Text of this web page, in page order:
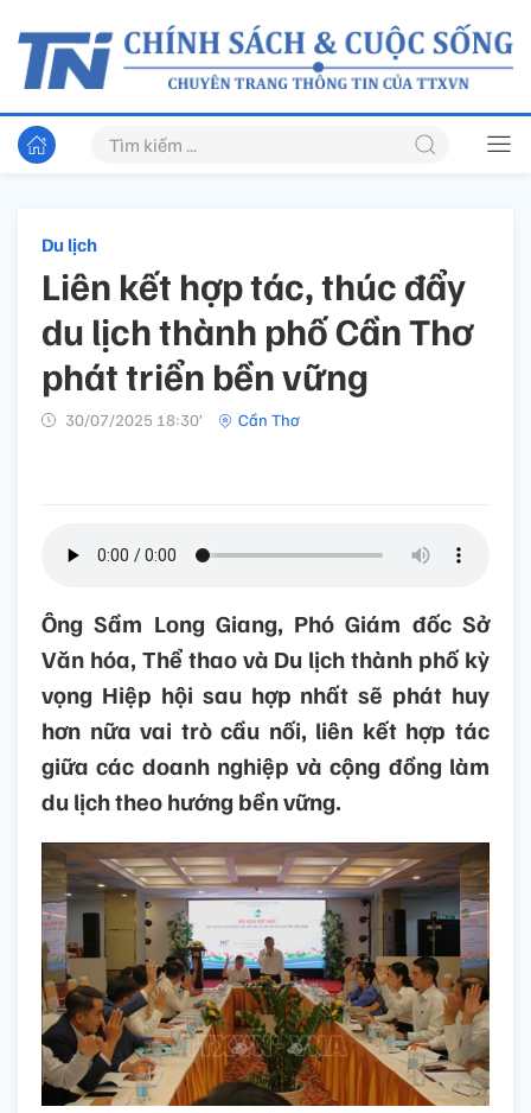
Du lịch
Liên kết hợp tác, thúc đẩy
du lịch thành phố Cần Thơ
phát triển bền vững
30/07/2025 18:30’ Cần Thơ
Ông Sầm Long Giang, Phó Giám đốc Sở
Văn hóa, Thể thao và Du lịch thành phố kỳ
vọng Hiệp hội sau hợp nhất sẽ phát huy
hơn nữa vai trò cầu nối, liên kết hợp tác
giữa các doanh nghiệp và cộng đồng làm
du lịch theo hướng bền vững.